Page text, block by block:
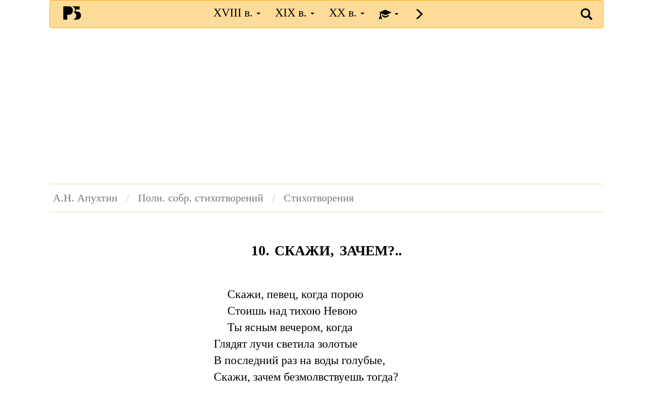
XVIII в. XIX в. XX в.
А.Н. Апухтин Полн. собр. стихотворений Стихотворения
10. СКАЖИ, ЗАЧЕМ?..
Скажи, певец, когда порою
Стоишь над тихою Невою
Ты ясным вечером, когда
Глядят лучи светила золотые
В последний раз на воды голубые,
Скажи, зачем безмолвствуешь тогда?